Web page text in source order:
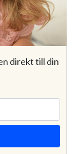
direkt till din